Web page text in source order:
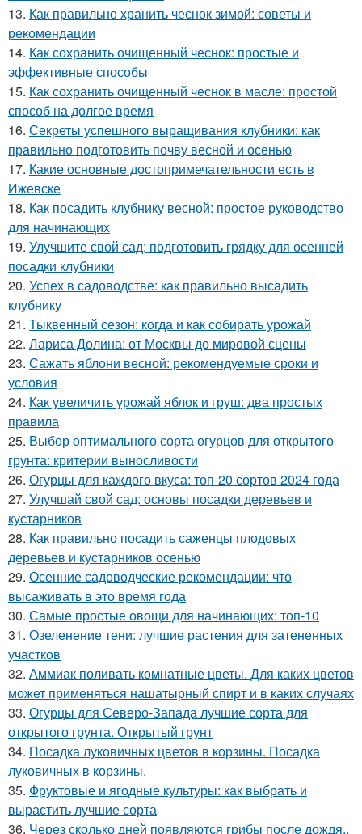
13. Как правильно хранить чеснок зимой: советы и
рекомендации
14. Как сохранить очищенный чеснок: простые и
эффективные способы
15. Как сохранить очищенный чеснок в масле: простой
способ на долгое время
16. Секреты успешного выращивания клубники: как
правильно подготовить почву весной и осенью
17. Какие основные достопримечательности есть в
Ижевске
18. Как посадить клубнику весной: простое руководство
для начинающих
19. Улучшите свой сад: подготовить грядку для осенней
посадки клубники
20. Успех в садоводстве: как правильно высадить
клубнику
21. Тыквенный сезон: когда и как собирать урожай
22. Лариса Долина: от Москвы до мировой сцены
23. Сажать яблони весной: рекомендуемые сроки и
условия
24. Как увеличить урожай яблок и груш: два простых
правила
25. Выбор оптимального сорта огурцов для открытого
грунта: критерии выносливости
26. Огурцы для каждого вкуса: топ-20 сортов 2024 года
27. Улучшай свой сад: основы посадки деревьев и
кустарников
28. Как правильно посадить саженцы плодовых
деревьев и кустарников осенью
29. Осенние садоводческие рекомендации: что
высаживать в это время года
30. Самые простые овощи для начинающих: топ-10
31. Озеленение тени: лучшие растения для затененных
участков
32. Аммиак поливать комнатные цветы. Для каких цветов
может применяться нашатырный спирт и в каких случаях
33. Огурцы для Северо-Запада лучшие сорта для
открытого грунта. Открытый грунт
34. Посадка луковичных цветов в корзины. Посадка
луковичных в корзины.
35. Фруктовые и ягодные культуры: как выбрать и
вырастить лучшие сорта
36. Через сколько дней появляются грибы после дождя..